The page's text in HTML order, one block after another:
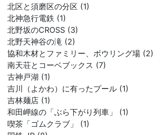
北区と須磨区の分区 (1)
北神急行電鉄 (1)
北野坂のCROSS (3)
北野天神谷の滝 (2)
協和木材とファミリー、ボウリング場 (2)
南天荘とコーベブックス (7)
古神戸湖 (1)
吉川（よかわ）に有ったプール (1)
吉林麺店 (1)
和田岬線の「ぶら下がり列車」 (1)
喫茶「ゴムクラブ」 (1)